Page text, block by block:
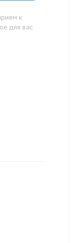
к
для вас